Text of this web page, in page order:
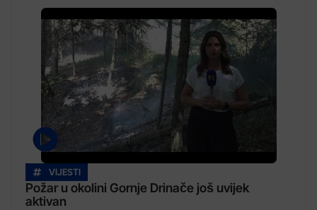
VIJESTI
Požar u okolini Gornje Drinače još uvijek
aktivan